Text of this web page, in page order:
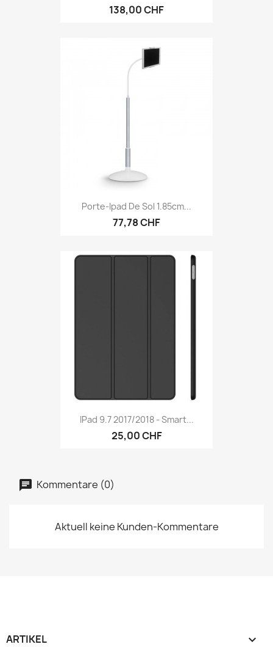
138,00 CHF
Porte-Ipad De Sol 1.85cm...
77,78 CHF
IPad 9.7 2017/2018 - Smart...
25,00 CHF
Kommentare (0)
Aktuell keine Kunden-Kommentare
ARTIKEL 